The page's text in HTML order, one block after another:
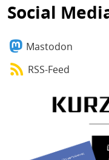
Social
Mastodon
RSS-Feed